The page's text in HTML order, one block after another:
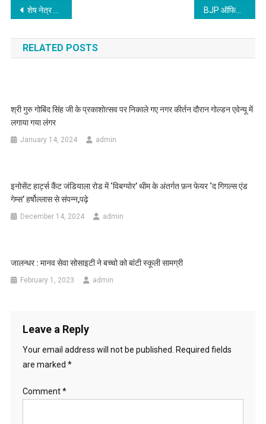
Post navigation
शेष नेत्र आश्रम श्री बद्रीनाथ धाम जी (उत्तराखंड) में 21 अप्रैल से 30 मई 2026 तक लगेगा आठवां वार्षिक भंडारा BJP ऑफिस में हैंड ग्रेनेड से हमला, फेंकने की वीडियो वायरल युवक ने पिन निकालकर दफ्तर की तरफ फेंका ग्रेनेड, धमाके के बाद मची दहशत
RELATED POSTS
श्री गुरु गोबिंद सिंह जी के प्रकाशोत्सव पर निकाले गए नगर कीर्तन दौरान गोल्डन एवेन्यू में
लगाया गया लंगर
January 14, 2024 admin
इनोसेंट हार्ट्स कैंट जंडियाला रोड में ‘विबग्योर’ थीम के अंतर्गत फ़न फेयर ‘द गिगल्स एंड
गेम्स’ हर्षोल्लास से संपन्न,पढ़े
December 14, 2024 admin
जालन्धर : मानव सेवा सोसाइटी ने बच्चो को बांटी स्कूली सामग्री
February 1, 2023 admin
Leave a Reply
Your email address will not be published.
Required fields
are marked *
Comment*